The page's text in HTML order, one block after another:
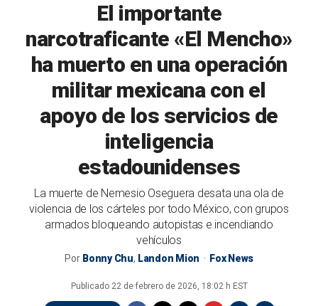
El importante
narcotraficante «El Mencho»
ha muerto en una operación
militar mexicana con el
apoyo de los servicios de
inteligencia
estadounidenses
La muerte de Nemesio Oseguera desata una ola de
violencia de los cárteles por todo México, con grupos
armados bloqueando autopistas e incendiando
vehículos
Por Bonny Chu, Landon Mion Fox News
Publicado 22 de febrero de 2026, 18:02 h EST